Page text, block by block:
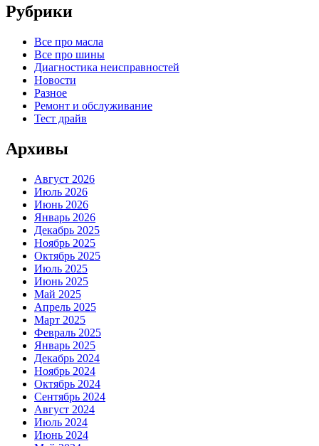
Рубрики
Все про масла
Все про шины
Диагностика неисправностей
Новости
Разное
Ремонт и обслуживание
Тест драйв
Архивы
Август 2026
Июль 2026
Июнь 2026
Январь 2026
Декабрь 2025
Ноябрь 2025
Октябрь 2025
Июль 2025
Июнь 2025
Май 2025
Апрель 2025
Март 2025
Февраль 2025
Январь 2025
Декабрь 2024
Ноябрь 2024
Октябрь 2024
Сентябрь 2024
Август 2024
Июль 2024
Июнь 2024